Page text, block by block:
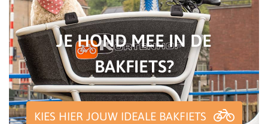
JE HOND MEE IN DE
BAKFIETS?
KIES HIER JOUW IDEALE BAKFIETS